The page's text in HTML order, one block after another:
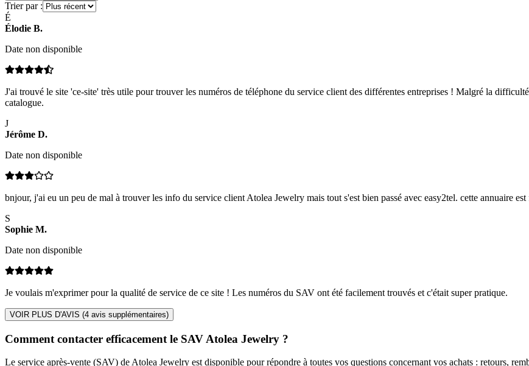
Trier par :
É
Élodie B.
Date non disponible
J'ai trouvé le site 'ce-site' très utile pour trouver les numéros de téléphone du service client des différentes entreprises ! Malgré la
catalogue.
J
Jérôme D.
Date non disponible
bnjour, j'ai eu un peu de mal à trouver les info du service client Atolea Jewelry mais tout s'est bien passé avec easy2tel. cette annuaire
S
Sophie M.
Date non disponible
Je voulais m'exprimer pour la qualité de service de ce site ! Les numéros du SAV ont été facilement trouvés et c'était super pratique.
VOIR PLUS D'AVIS (4 avis supplémentaires)
Comment contacter efficacement le SAV Atolea Jewelry ?
Le service après-vente (SAV) de Atolea Jewelry est disponible pour répondre à toutes vos questions concernant vos achats : retours,